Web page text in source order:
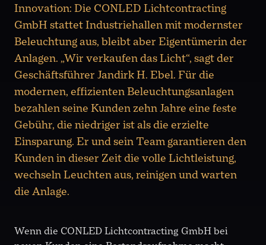
Innovation: Die CONLED Lichtcontracting
GmbH stattet Industriehallen mit modernster
Beleuchtung aus, bleibt aber Eigentümerin der
Anlagen. „Wir verkaufen das Licht“, sagt der
Geschäftsführer Jandirk H. Ebel. Für die
modernen, effizienten Beleuchtungsanlagen
bezahlen seine Kunden zehn Jahre eine feste
Gebühr, die niedriger ist als die erzielte
Einsparung. Er und sein Team garantieren den
Kunden in dieser Zeit die volle Lichtleistung,
wechseln Leuchten aus, reinigen und warten
die Anlage.
Wenn die CONLED Lichtcontracting GmbH bei